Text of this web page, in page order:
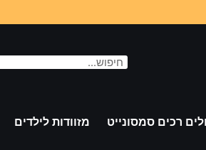
רכים סמסונייט מזוודות לילדים